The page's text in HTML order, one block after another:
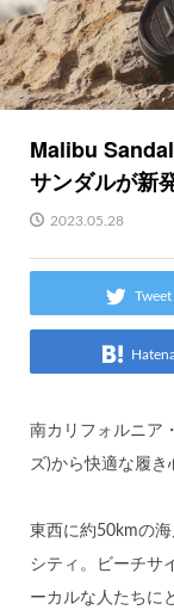
Malibu
サンダルが新
2023.05.28
Tweet
南カリフォルニア
ズ)から快適な履き
東西に約50kmの
シティ。ビーチサ
ーカルな人たちに